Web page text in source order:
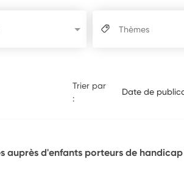
Thèmes
Trier par
:
Date de
auprès d'enfants porteurs de